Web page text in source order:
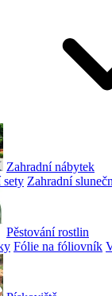
Zahradní nábytek
sety Zahradní
Pěstování rostlin
Fólie na fóliovník